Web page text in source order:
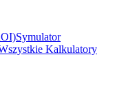
Symulator
Kalkulatory